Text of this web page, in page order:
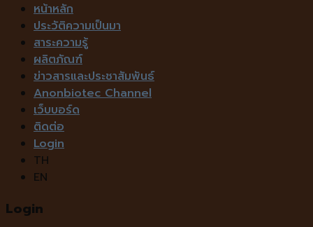
หน้าหลัก
ประวัติความเป็นมา
สาระความรู้
ผลิตภัณฑ์
ข่าวสารและประชาสัมพันธ์
Anonbiotec Channel
เว็บบอร์ด
ติดต่อ
Login
TH
EN
Login